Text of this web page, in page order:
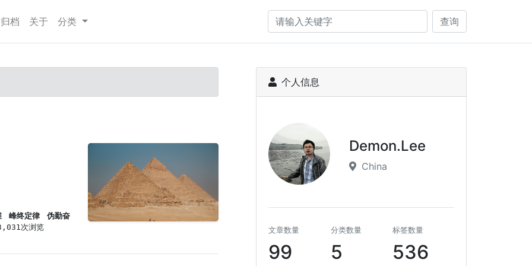
档 关于 分类 查询
峰终定律
伪勤奋
次浏览
个人信息
Demon.Lee
China
文章数量
99
分类数量
5
标签数量
536